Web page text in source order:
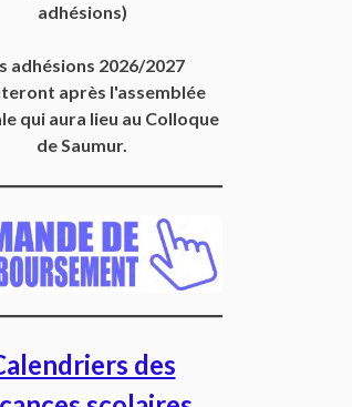
adhésions)
adhésions 2026/2027
après l'assemblée
qui aura lieu au Colloque
de Saumur.
des